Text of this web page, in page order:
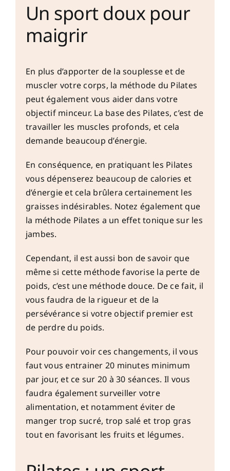
Un sport doux pour
maigrir
En plus d’apporter de la souplesse et de
muscler votre corps, la méthode du Pilates
peut également vous aider dans votre
objectif minceur. La base des Pilates, c’est de
travailler les muscles profonds, et cela
demande beaucoup d’énergie.
En conséquence, en pratiquant les Pilates
vous dépenserez beaucoup de calories et
d’énergie et cela brûlera certainement les
graisses indésirables. Notez également que
la méthode Pilates a un effet tonique sur les
jambes.
Cependant, il est aussi bon de savoir que
même si cette méthode favorise la perte de
poids, c’est une méthode douce. De ce fait, il
vous faudra de la rigueur et de la
persévérance si votre objectif premier est
de perdre du poids.
Pour pouvoir voir ces changements, il vous
faut vous entrainer 20 minutes minimum
par jour, et ce sur 20 à 30 séances. Il vous
faudra également surveiller votre
alimentation, et notamment éviter de
manger trop sucré, trop salé et trop gras
tout en favorisant les fruits et légumes.